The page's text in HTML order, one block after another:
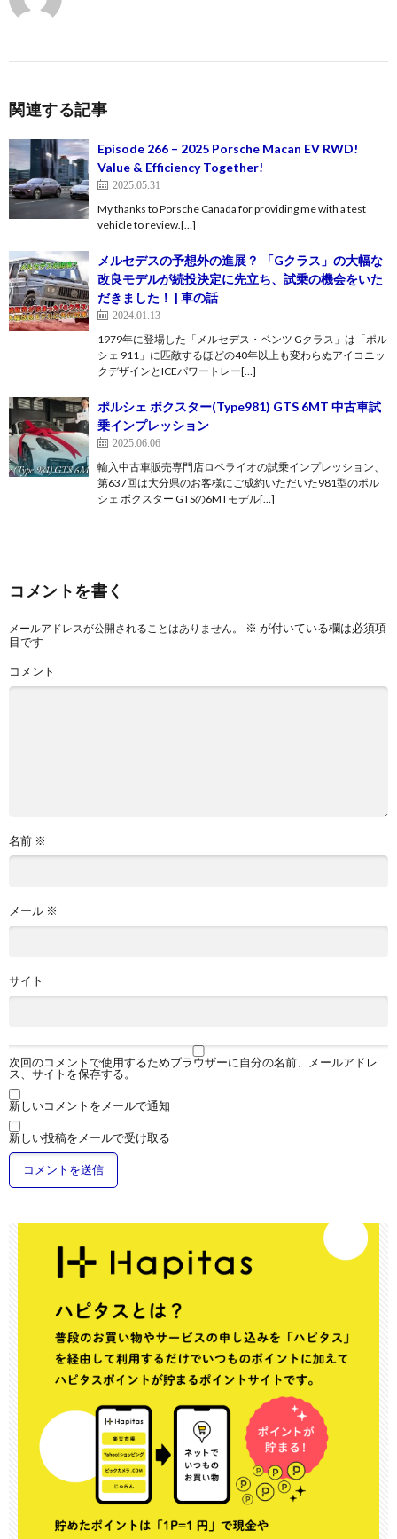
関連する記事
Episode 266 – 2025 Porsche Macan EV RWD!
Value & Efficiency Together!
2025.05.31
My thanks to Porsche Canada for providing me with a test
vehicle to review.[…]
メルセデスの予想外の進展？ 「Gクラス」の大幅な
改良モデルが続投決定に先立ち、試乗の機会をいた
だきました！ | 車の話
2024.01.13
1979年に登場した「メルセデス・ベンツ Gクラス」は「ポル
シェ 911」に匹敵するほどの40年以上も変わらぬアイコニッ
クデザインとICEパワートレー[…]
ポルシェ ボクスター(Type981) GTS 6MT 中古車試
乗インプレッション
2025.06.06
輸入中古車販売専門店ロペライオの試乗インプレッション、
第637回は大分県のお客様にご成約いただいた981型のポル
シェ ボクスター GTSの6MTモデル[…]
コメントを書く
メールアドレスが公開されることはありません。 ※ が付いている欄は必須項
目です
コメント
名前 ※
メール ※
サイト
次回のコメントで使用するためブラウザーに自分の名前、メールアドレ
ス、サイトを保存する。
新しいコメントをメールで通知
新しい投稿をメールで受け取る